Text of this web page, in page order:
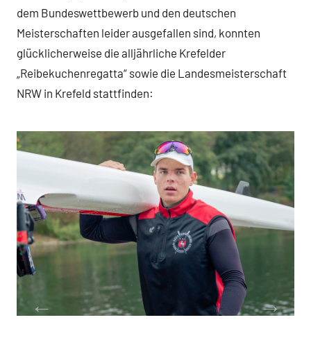
dem Bundeswettbewerb und den deutschen
Meisterschaften leider ausgefallen sind, konnten
glücklicherweise die alljährliche Krefelder
„Reibekuchenregatta“ sowie die Landesmeisterschaft
NRW in Krefeld stattfinden: